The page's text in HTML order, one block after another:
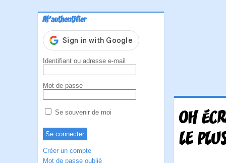
M'authentifier
Identifiant ou adresse e-mail
Mot de passe
Se souvenir de moi
Créer un compte
Mot de passe oublié
OH
LE